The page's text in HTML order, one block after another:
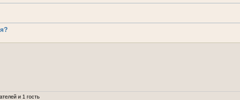
и 1 гость